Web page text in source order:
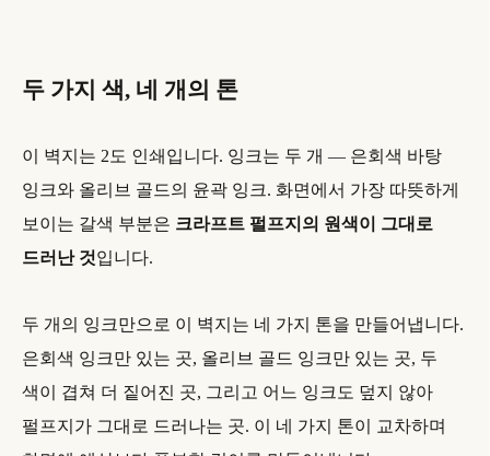
두 가지 색, 네 개의 톤
이 벽지는 2도 인쇄입니다. 잉크는 두 개 — 은회색 바탕
잉크와 올리브 골드의 윤곽 잉크. 화면에서 가장 따뜻하게
보이는 갈색 부분은 크라프트 펄프지의 원색이 그대로
드러난 것입니다.
두 개의 잉크만으로 이 벽지는 네 가지 톤을 만들어냅니다.
은회색 잉크만 있는 곳, 올리브 골드 잉크만 있는 곳, 두
색이 겹쳐 더 짙어진 곳, 그리고 어느 잉크도 덮지 않아
펄프지가 그대로 드러나는 곳. 이 네 가지 톤이 교차하며